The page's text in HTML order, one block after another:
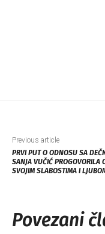
Previous article
PRVI PUT O ODNOSU SA
SANJA VUČIĆ PROGOVORILA
SVOJIM SLABOSTIMA I
Povezani